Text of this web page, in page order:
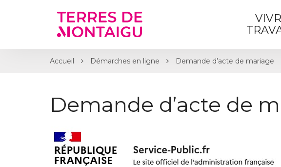
Accueil Démarches en ligne Demande d’acte de mariage
Demande d’acte de